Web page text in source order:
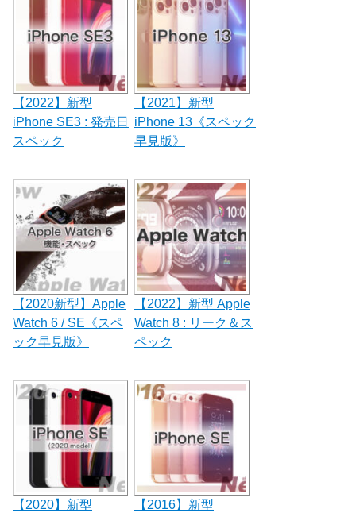
【2022】新型
iPhone SE3 : 発売日
スペック
【2021】新型
iPhone 13《スペック
早見版》
【2020新型】Apple
Watch 6 / SE《スペ
ック早見版》
【2022】新型 Apple
Watch 8 : リーク＆ス
ペック
【2020】新型
【2016】新型